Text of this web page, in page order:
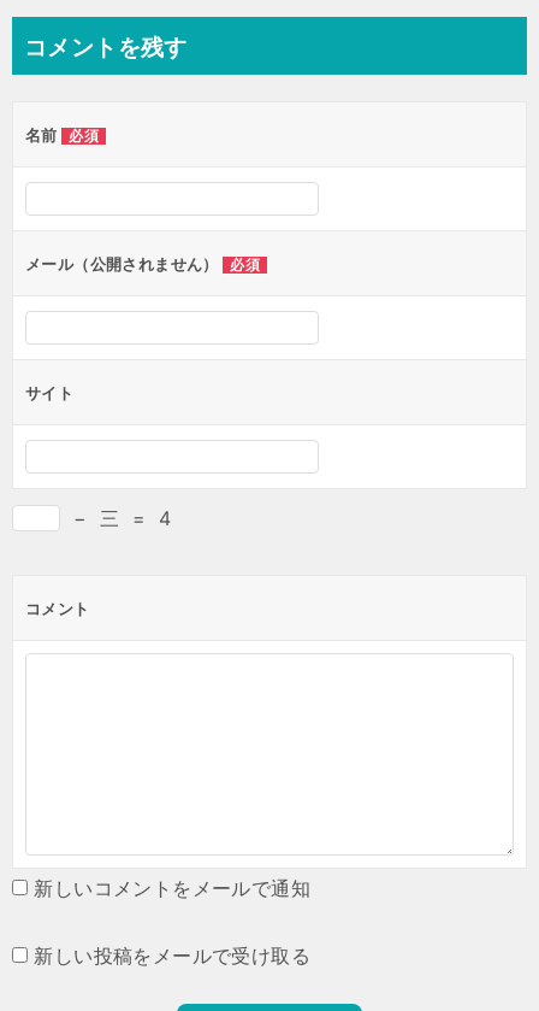
ビ
ー
シ
ョ
ン
コメントを残す
名前 必須
メール（公開されません） 必須
サイト
− 三 = 4
コメント
新しいコメントをメールで通知
新しい投稿をメールで受け取る